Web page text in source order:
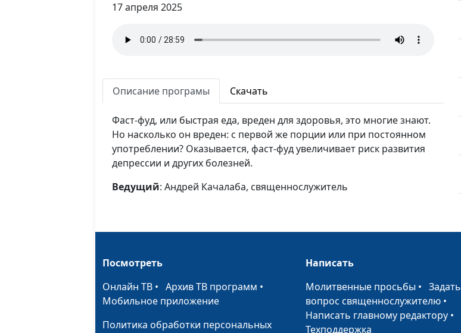
17 апреля 2025
Описание програмы Скачать
Фаст-фуд, или быстрая еда, вреден для здоровья, это многие знают.
Но насколько он вреден: с первой же порции или при постоянном
употреблении? Оказывается, фаст-фуд увеличивает риск развития
депрессии и других болезней.
Ведущий: Андрей Качалаба, священнослужитель
Посмотреть
Онлайн ТВ • Архив ТВ программ •
Мобильное приложение
Политика обработки персональных
Написать
Молитвенные просьбы •Задать
вопрос священнослужителю •
Написать главному редактору •
Техподдержка